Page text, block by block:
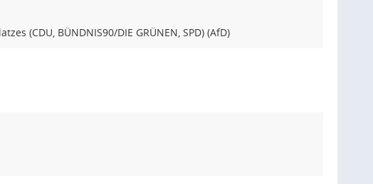
(CDU, BÜNDNIS90/DIE GRÜNEN, SPD) (AfD)